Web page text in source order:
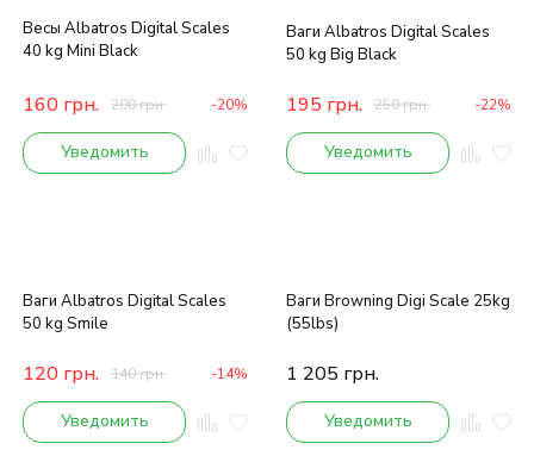
Весы Albatros Digital Scales
40 kg Mini Black
160 грн. 200грн. -20%
Уведомить
Ваги Albatros Digital Scales
50 kg Big Black
195 грн. 250грн. -22%
Уведомить
Ваги Albatros Digital Scales
50 kg Smile
120 грн. 140грн. -14%
Уведомить
Ваги Browning Digi Scale 25kg
(55lbs)
1 205 грн.
Уведомить